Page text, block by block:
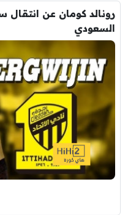
رونالد كومان عن انتقال
السعودي